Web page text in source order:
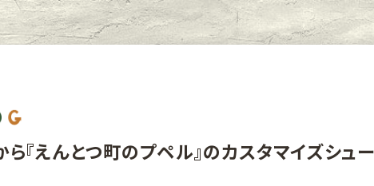
『えんとつ町のプペル』のカスタマイズシュ